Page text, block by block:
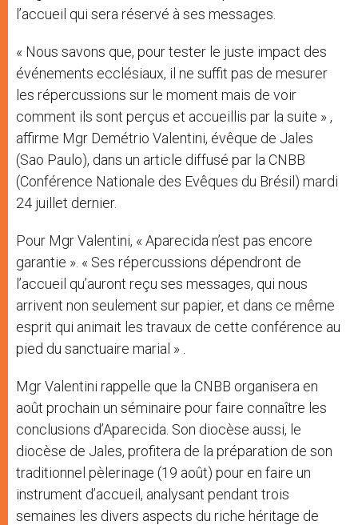
l’accueil qui sera réservé à ses messages.
« Nous savons que, pour tester le juste impact des
événements ecclésiaux, il ne suffit pas de mesurer
les répercussions sur le moment mais de voir
comment ils sont perçus et accueillis par la suite » ,
affirme Mgr Demétrio Valentini, évêque de Jales
(Sao Paulo), dans un article diffusé par la CNBB
(Conférence Nationale des Evêques du Brésil) mardi
24 juillet dernier.
Pour Mgr Valentini, « Aparecida n’est pas encore
garantie ». « Ses répercussions dépendront de
l’accueil qu’auront reçu ses messages, qui nous
arrivent non seulement sur papier, et dans ce même
esprit qui animait les travaux de cette conférence au
pied du sanctuaire marial » .
Mgr Valentini rappelle que la CNBB organisera en
août prochain un séminaire pour faire connaître les
conclusions d’Aparecida. Son diocèse aussi, le
diocèse de Jales, profitera de la préparation de son
traditionnel pèlerinage (19 août) pour en faire un
instrument d’accueil, analysant pendant trois
semaines les divers aspects du riche héritage de